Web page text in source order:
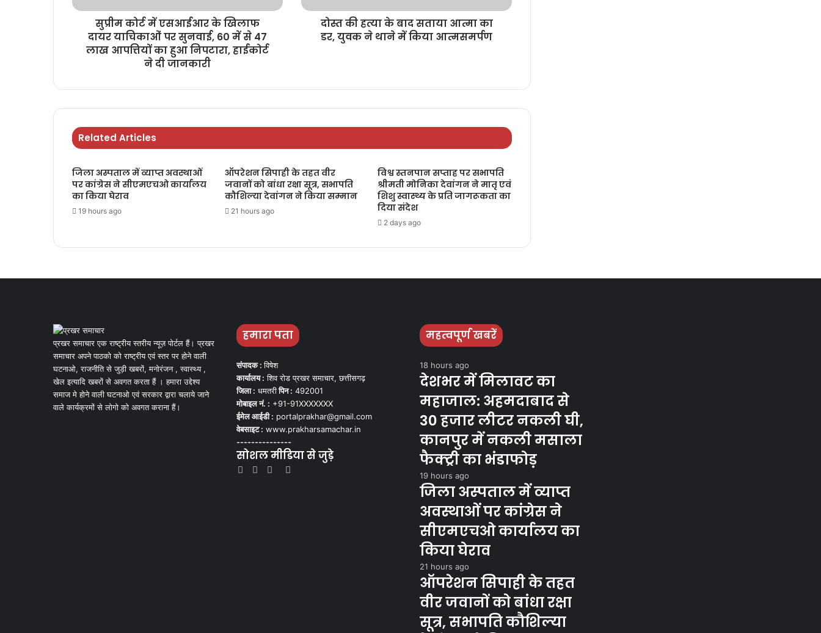
सुप्रीम कोर्ट में एसआईआर के खिलाफ
दायर याचिकाओं पर सुनवाई, 60 में से 47
लाख आपत्तियों का हुआ निपटारा, हाईकोर्ट
ने दी जानकारी
दोस्त की हत्या के बाद सताया आत्मा का
डर, युवक ने थाने में किया आत्मसमर्पण
Related Articles
जिला अस्पताल में व्याप्त अवस्थाओं
पर कांग्रेस ने सीएमएचओ कार्यालय
का किया घेराव
19 hours ago
ऑपरेशन सिपाही के तहत वीर
जवानों को बांधा रक्षा सूत्र, सभापति
कौशिल्या देवांगन ने किया सम्मान
21 hours ago
विश्व स्तनपान सप्ताह पर सभापति
श्रीमती मोनिका देवांगन ने मातृ एवं
शिशु स्वास्थ्य के प्रति जागरूकता का
दिया संदेश
2 days ago
प्रखर समाचार एक राष्ट्रीय स्तरीय न्यूज़ पोर्टल हैं। प्रखर
समाचार अपने पाठको को राष्ट्रीय एवं स्तर पर होने वाली
घटनाओ, राजनीति से जुड़ी खबरों, मनोरंजन , स्वास्थ्य ,
खेल इत्यादि खबरों से अवगत करता हैं । हमारा उद्देश्य
समाज मे होने वाली घटनाओ एवं सरकार द्वारा चलाये जाने
वाले कार्यक्रमों से लोगो को अवगत कराना हैं।
हमारा पता
संपादक :विषेश
कार्यालय : शिव रोड प्रखर समाचार, छत्तीसगढ़
जिला : धमतरीपिन : 492001
मोबाइल नं. : +91-91XXXXXXX
ईमेल आईडी : portalprakhar@gmail.com
वेबसाइट : www.prakharsamachar.in
---------------
सोशल मीडिया से जुड़े
Facebook
TwitterYouTube
महत्वपूर्ण खबरें
18 hours ago
देशभर में मिलावट का
महाजाल: अहमदाबाद से
30 हजार लीटर नकली घी,
कानपुर में नकली मसाला
फैक्ट्री का भंडाफोड़
19 hours ago
जिला अस्पताल में व्याप्त
अवस्थाओं पर कांग्रेस ने
सीएमएचओ कार्यालय का
किया घेराव
21 hours ago
ऑपरेशन सिपाही के तहत
वीर जवानों को बांधा रक्षा
सूत्र, सभापति कौशिल्या